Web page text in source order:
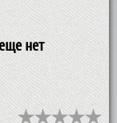
нет